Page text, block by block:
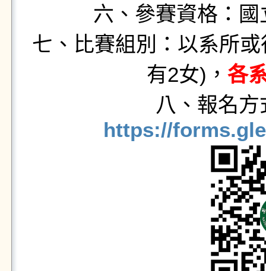
六、參賽資格：
七、比賽組別：以系所
有2女)， 各
八、報名
https://